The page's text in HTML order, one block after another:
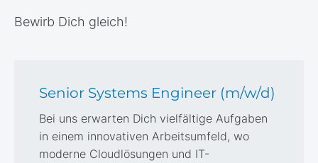
Bewirb Dich gleich!
Senior Systems Engineer (m/w/d)
Bei uns erwarten Dich vielfältige Aufgaben
in einem innovativen Arbeitsumfeld, wo
moderne Cloudlösungen und IT-